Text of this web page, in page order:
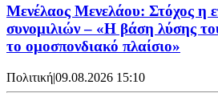
Μενέλαος Μενελάου: Στόχος η
συνομιλιών – «Η βάση λύσης
το ομοσπονδιακό πλαίσιο»
Πολιτική|09.08.2026 15:10